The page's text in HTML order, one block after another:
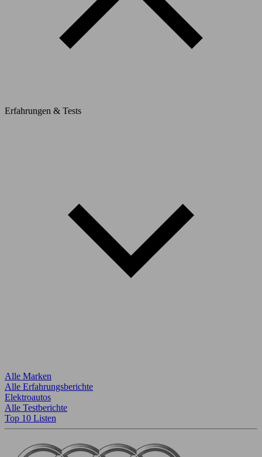
Erfahrungen & Tests
Alle Marken
Alle Erfahrungsberichte
Elektroautos
Alle Testberichte
Top 10 Listen